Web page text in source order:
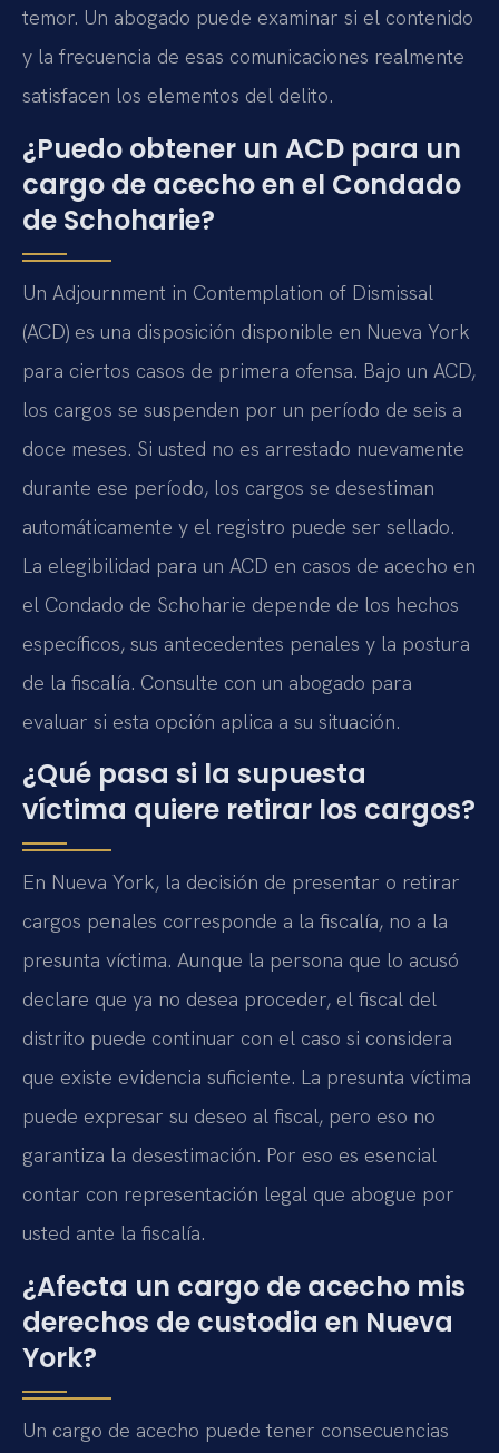
temor. Un abogado puede examinar si el contenido
y la frecuencia de esas comunicaciones realmente
satisfacen los elementos del delito.
¿Puedo obtener un ACD para un
cargo de acecho en el Condado
de Schoharie?
Un Adjournment in Contemplation of Dismissal
(ACD) es una disposición disponible en Nueva York
para ciertos casos de primera ofensa. Bajo un ACD,
los cargos se suspenden por un período de seis a
doce meses. Si usted no es arrestado nuevamente
durante ese período, los cargos se desestiman
automáticamente y el registro puede ser sellado.
La elegibilidad para un ACD en casos de acecho en
el Condado de Schoharie depende de los hechos
específicos, sus antecedentes penales y la postura
de la fiscalía. Consulte con un abogado para
evaluar si esta opción aplica a su situación.
¿Qué pasa si la supuesta
víctima quiere retirar los cargos?
En Nueva York, la decisión de presentar o retirar
cargos penales corresponde a la fiscalía, no a la
presunta víctima. Aunque la persona que lo acusó
declare que ya no desea proceder, el fiscal del
distrito puede continuar con el caso si considera
que existe evidencia suficiente. La presunta víctima
puede expresar su deseo al fiscal, pero eso no
garantiza la desestimación. Por eso es esencial
contar con representación legal que abogue por
usted ante la fiscalía.
¿Afecta un cargo de acecho mis
derechos de custodia en Nueva
York?
Un cargo de acecho puede tener consecuencias